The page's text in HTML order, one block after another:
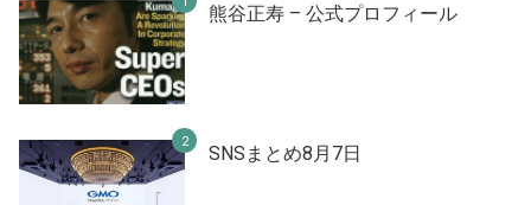
熊谷正寿 – 公式プロフィール
SNSまとめ8月7日